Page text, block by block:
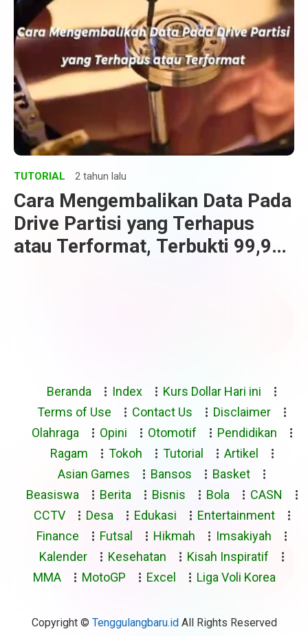
TUTORIAL 2 tahun lalu
Cara Mengembalikan Data Pada
Drive Partisi yang Terhapus
atau Terformat, Terbukti 99,9%
Beranda Index
Kurs Dollar Hari ini
Terms of Use
Contact Us
Disclaimer
Olahraga
Opini Otomotif
Pendidikan
Ragam
Tokoh Tutorial
Artikel
Asian Games
Bansos
Basket
Beasiswa
Berita Bisnis Bola
CASN
CCTV
Desa Edukasi
Entertainment
Finance
Futsal Hikmah
Imsakiyah
Kalender
Kesehatan
Kisah Inspiratif
MMA
MotoGP Excel Liga Voli Korea
Copyright © Tenggulangbaru.idAll Rights Reserved